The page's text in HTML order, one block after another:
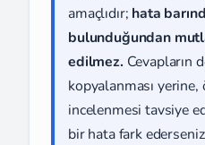
amaçlıdır; hata
bulunduğundan
edilmez. Cevapların
kopyalanması yerine,
incelenmesi tavsiye
bir hata fark